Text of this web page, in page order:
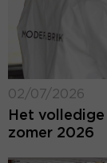
02/07/2026
Het
zomer 2026